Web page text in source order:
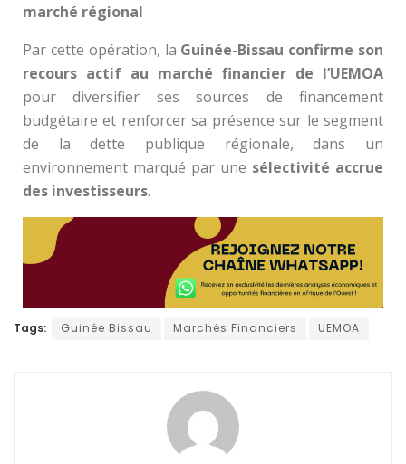
marché régional
Par cette opération, la Guinée-Bissau confirme son
recours actif au marché financier de l’UEMOA
pour diversifier ses sources de financement
budgétaire et renforcer sa présence sur le segment
de la dette publique régionale, dans un
environnement marqué par une sélectivité accrue
des investisseurs.
Tags: Guinée Bissau Marchés Financiers UEMOA